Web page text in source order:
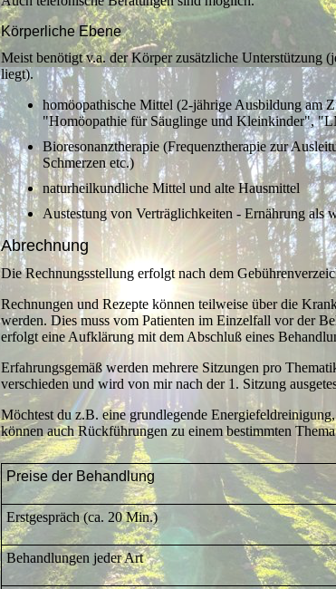
Körperliche Ebene
Meist benötigt v.a. der Körper zusätzliche Unterstützung
liegt).
homöopathische Mittel (2-jährige Ausbildung am
"Homöopathie für Säuglinge und Kleinkinder",
Bioresonanztherapie (Frequenztherapie zur
Schmerzen etc.)
naturheilkundliche Mittel und alte Hausmittel
Austestung von Verträglichkeiten - Ernährung als
Abrechnung
Die Rechnungsstellung erfolgt nach dem
Rechnungen und Rezepte können teilweise über die
werden. Dies muss vom Patienten im Einzelfall vor der
erfolgt eine Aufklärung mit dem Abschluß eines
Erfahrungsgemäß werden mehrere Sitzungen pro
verschieden und wird von mir nach der 1. Sitzung
Möchtest du z.B. eine grundlegende
können auch Rückführungen zu einem bestimmten
Preise der Behandlung
Erstgespräch (ca. 20 Min.)
Behandlungen jeder Art